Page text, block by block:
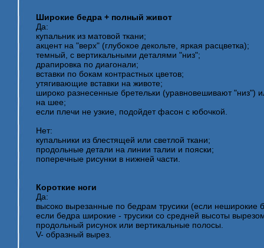
Широкие бедра + полный живот
Да:
купальник из матовой ткани;
акцент на "верх" (глубокое декольте, яркая расцветка);
темный, с вертикальными деталями "низ";
драпировка по диагонали;
вставки по бокам контрастных цветов;
утягивающие вставки на животе;
широко разнесенные бретельки (уравновешивают "низ")
на шее;
если плечи не узкие, подойдет фасон с юбочкой.
Нет:
купальники из блестящей или светлой ткани;
продольные детали на линии талии и пояски;
поперечные рисунки в нижней части.
Короткие ноги
Да:
высоко вырезанные по бедрам трусики (если неширокие
если бедра широкие - трусики со средней высоты
продольный рисунок или вертикальные полосы.
V- образный вырез.